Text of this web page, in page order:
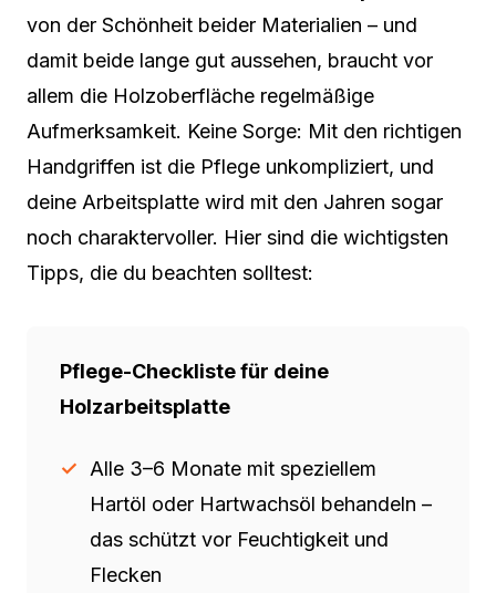
von der Schönheit beider Materialien – und
damit beide lange gut aussehen, braucht vor
allem die Holzoberfläche regelmäßige
Aufmerksamkeit. Keine Sorge: Mit den richtigen
Handgriffen ist die Pflege unkompliziert, und
deine Arbeitsplatte wird mit den Jahren sogar
noch charaktervoller. Hier sind die wichtigsten
Tipps, die du beachten solltest:
Pflege-Checkliste für deine
Holzarbeitsplatte
Alle 3–6 Monate mit speziellem
Hartöl oder Hartwachsöl behandeln –
das schützt vor Feuchtigkeit und
Flecken